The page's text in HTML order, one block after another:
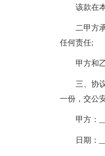
该款在
二甲方
任何责任;
甲方和
三、协
一份，交公
甲方：
日期：